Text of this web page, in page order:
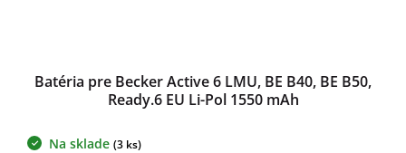
Batéria pre Becker Active 6 LMU, BE B40, BE B50,
Ready.6 EU Li-Pol 1550 mAh
Na sklade (3 ks)